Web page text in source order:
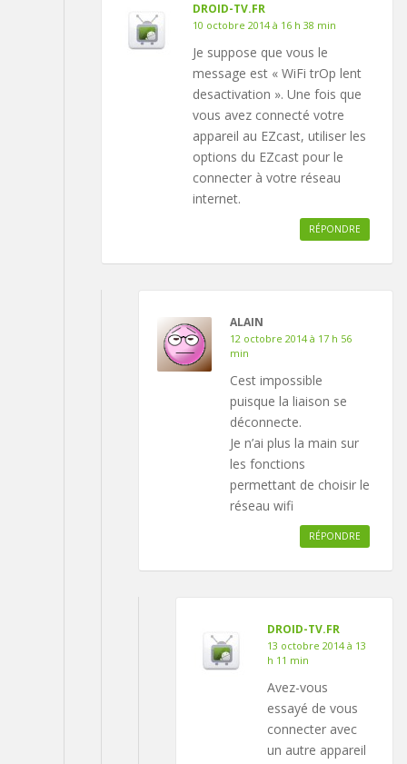
DROID-TV.FR
10 octobre 2014 à 16 h 38 min
Je suppose que vous le
message est « WiFi trOp lent
desactivation ». Une fois que
vous avez connecté votre
appareil au EZcast, utiliser les
options du EZcast pour le
connecter à votre réseau
internet.
RÉPONDRE
ALAIN
12 octobre 2014 à 17 h 56
min
Cest impossible
puisque la liaison se
déconnecte.
Je n’ai plus la main sur
les fonctions
permettant de choisir le
réseau wifi
RÉPONDRE
DROID-TV.FR
13 octobre 2014 à 13
h 11 min
Avez-vous
essayé de vous
connecter avec
un autre appareil